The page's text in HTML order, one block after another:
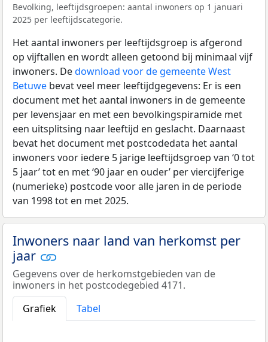
Bevolking, leeftijdsgroepen: aantal inwoners op 1 januari
2025 per leeftijdscategorie.
Het aantal inwoners per leeftijdsgroep is afgerond
op vijftallen en wordt alleen getoond bij minimaal vijf
inwoners. Dedownload voor de gemeente West
Betuwe bevat veel meer leeftijdgegevens: Er is een
document met het aantal inwoners in de gemeente
per levensjaar en met een bevolkingspiramide met
een uitsplitsing naar leeftijd en geslacht. Daarnaast
bevat het document met postcodedata het aantal
inwoners voor iedere 5 jarige leeftijdsgroep van ‘0 tot
5 jaar’ tot en met ‘90 jaar en ouder’ per viercijferige
(numerieke) postcode voor alle jaren in de periode
van 1998 tot en met 2025.
Inwoners naar land van herkomst per
jaar
Gegevens over de herkomstgebieden van de
inwoners in het postcodegebied 4171.
Grafiek
Tabel